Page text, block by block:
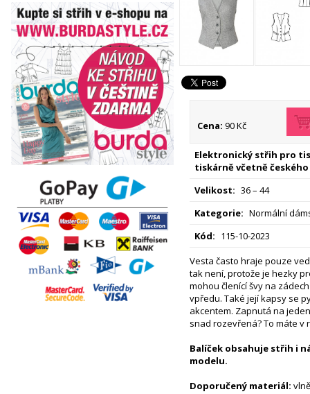
Cena: 90 Kč
Elektronický střih pro
tiskárně včetně českého
Velikost: 36 – 44
Kategorie: Normální
Kód: 115-10-2023
Vesta často hraje pouze
tak není, protože je hezky
mohou členící švy na
vpředu. Také její kapsy se
akcentem. Zapnutá na
snad rozevřená? To máte v
Balíček obsahuje střih i
modelu.
Doporučený materiál: